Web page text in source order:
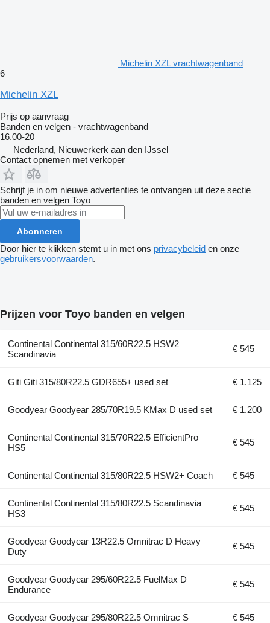
Michelin XZL vrachtwagenband
6
Michelin XZL
Prijs op aanvraag
Banden en velgen - vrachtwagenband
16.00-20
Nederland, Nieuwerkerk aan den IJssel
Contact opnemen met verkoper
Schrijf je in om nieuwe advertenties te ontvangen uit deze sectie
banden en velgen Toyo
Abonneren
Door hier te klikken stemt u in met ons privacybeleid en onze
gebruikersvoorwaarden.
Prijzen voor Toyo banden en velgen
Continental Continental 315/60R22.5 HSW2
Scandinavia
€ 545
Giti Giti 315/80R22.5 GDR655+ used set € 1.125
Goodyear Goodyear 285/70R19.5 KMax D used set € 1.200
Continental Continental 315/70R22.5 EfficientPro
HS5
€ 545
Continental Continental 315/80R22.5 HSW2+ Coach € 545
Continental Continental 315/80R22.5 Scandinavia
HS3
€ 545
Goodyear Goodyear 13R22.5 Omnitrac D Heavy
Duty
€ 545
Goodyear Goodyear 295/60R22.5 FuelMax D
Endurance
€ 545
Goodyear Goodyear 295/80R22.5 Omnitrac S € 545